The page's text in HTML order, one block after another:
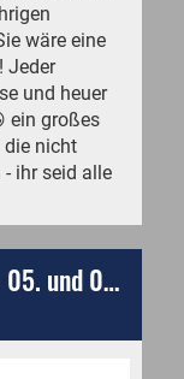
wäre eine
Jeder
und heuer
ein großes
die nicht
ihr seid alle
Dressurkurs mit Heidi Dunst - 05. und 06. April 2025